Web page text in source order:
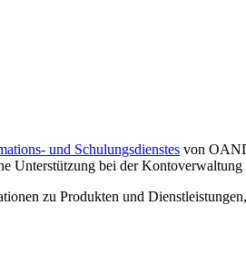
und Schulungsdienstes von
bei der
zu Produkten und